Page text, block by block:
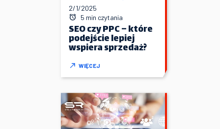
2/1/2025
5 min czytania
SEO czy PPC – które
podejście lepiej
wspiera sprzedaż?
WIĘCEJ